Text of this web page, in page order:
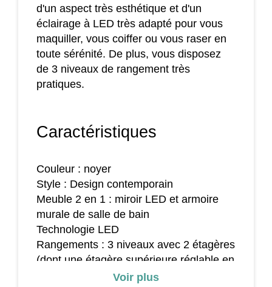
d'un aspect très esthétique et d'un
éclairage à LED très adapté pour vous
maquiller, vous coiffer ou vous raser en
toute sérénité. De plus, vous disposez
de 3 niveaux de rangement très
pratiques.
Caractéristiques
Couleur : noyer
Style : Design contemporain
Meuble 2 en 1 : miroir LED et armoire
murale de salle de bain
Technologie LED
Rangements : 3 niveaux avec 2 étagères
(dont une étagère supérieure réglable en
hauteur à 3 positions)
Voir plus